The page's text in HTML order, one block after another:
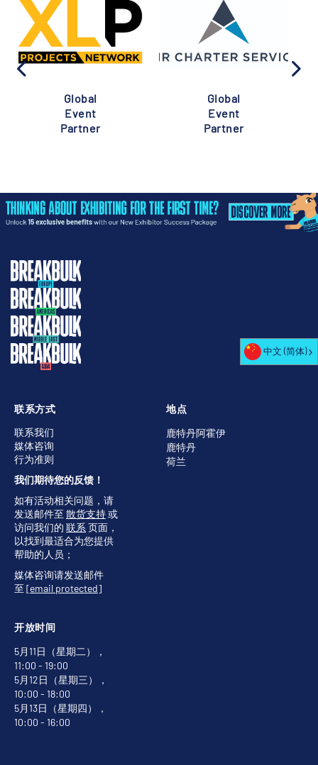
Global
Event
Partner
Global
Event
Partner
地点
鹿特丹阿霍伊
鹿特丹
荷兰
开放时间
5月11日（星期二），
11:00 - 19:00
5月12日（星期三），
10:00 - 18:00
5月13日（星期四），
10:00 - 16:00
联系方式
联系我们
媒体咨询
行为准则
我们期待您的反馈！
如有活动相关问题，请
发送邮件至 散货支持或
访问我们的 联系 页面，
以找到最适合为您提供
帮助的人员；
媒体咨询请发送邮件
至 [email protected]
中文 (简体)